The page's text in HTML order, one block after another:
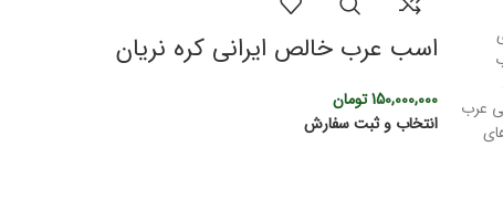
اسب عرب خالص ایرانی کره نریان
150,000,000تومان
انتخاب و ثبت سفارش